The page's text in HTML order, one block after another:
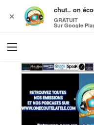
✕
chut.. on
GRATUIT
Sur Google